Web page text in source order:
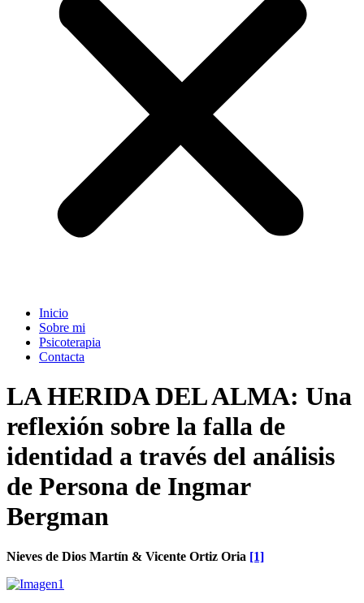
Inicio
Sobre mi
Psicoterapia
Contacta
LA HERIDA DEL ALMA: Una
reflexión sobre la falla de
identidad a través del análisis
de Persona de Ingmar
Bergman
Nieves de Dios Martín & Vicente Ortiz Oria [1]